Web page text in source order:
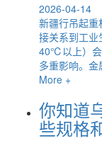
2026-04-14
新疆行吊起重
接关系到工
40℃以上）会
多重影响。
More +
你知道
些规格